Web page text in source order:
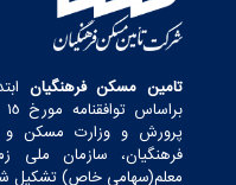
تامین مسکن فرهنگیان
پرورش و وزارت مسکن و
فرهنگیان، سازمان
معلم(سهامی خاص) تشکیل